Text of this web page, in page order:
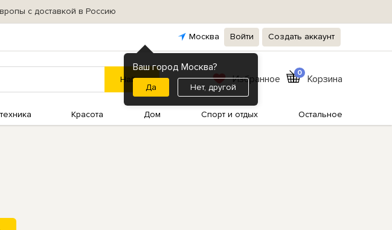
с доставкой в Россию
Москва
Ваш город Москва?
Нет, другой
Войти Создать аккаунт
Избранное
0
Корзина
Красота Дом Спорт и отдых Остальное